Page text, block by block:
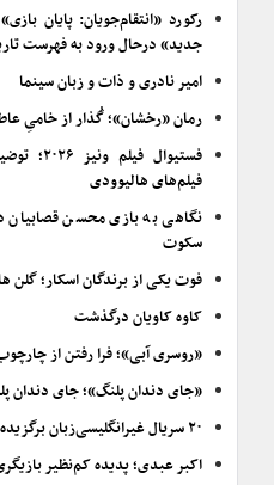
رکورد «انتقام‌جویان: پایان
جدید» درحال ورود به فهرست
امیر نادری و ذات و زبان سینما
رمان «رخشان»؛ گُذار از خامیِ
فستیوال
فیلم‌های هالیوودی
نگاهی به بازی محسن قصابیان
سکوت
فوت یکی از برندگان اسکار؛ گلن
کاوه کاویان درگذشت
«روسری آبی»؛ فرا رفتن از
«جای دندان پلنگ»؛ جای دندان
۲۰ سریال غیرانگلیسی‌زبان برگزیده سال‌های اخیر
اکبر عبدی؛ پدیده کم‌نظیر